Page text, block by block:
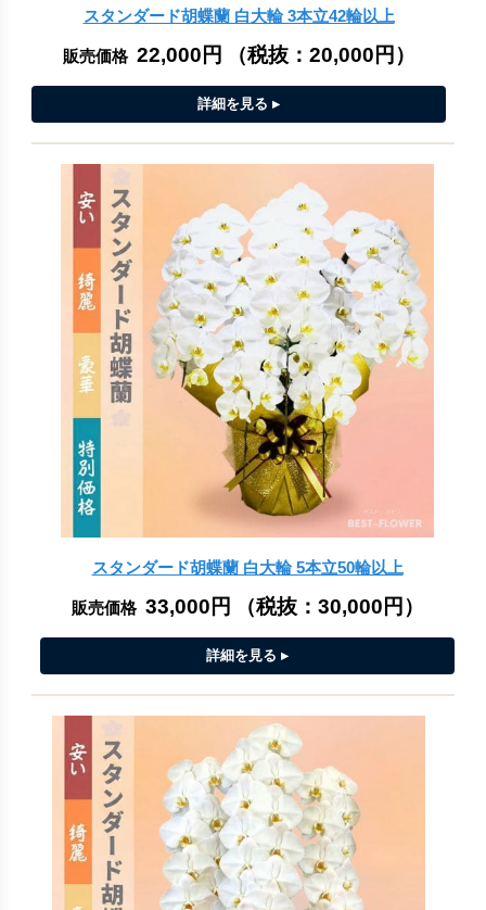
スタンダード胡蝶蘭 白大輪 3本立42輪以上
販売価格 22,000円 （税抜： 20,000円 ）
スタンダード胡蝶蘭 白大輪 5本立50輪以上
販売価格 33,000円 （税抜： 30,000円 ）